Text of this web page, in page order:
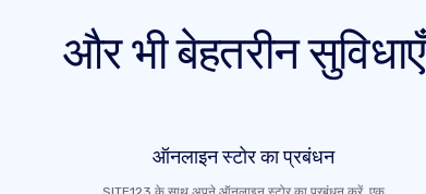
और भी बेहतरीन सुविधाएँ
ऑनलाइन स्टोर का प्रबंधन